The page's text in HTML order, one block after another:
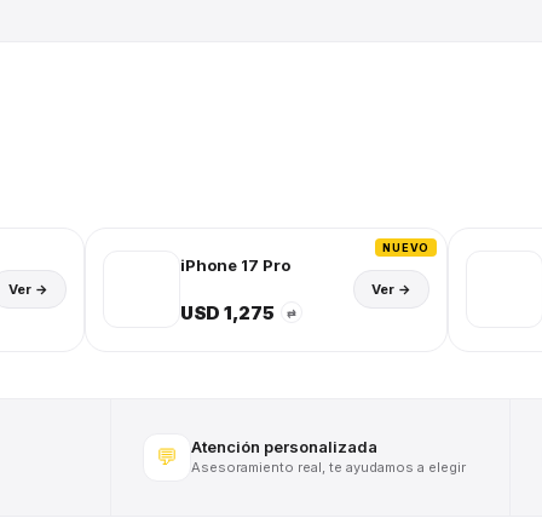
Ver →
NUEVO
iPhone 17 Pro
USD 1,275 ⇄
Ver →
💬 Atención personalizada
Asesoramiento real, te ayudamos a elegir